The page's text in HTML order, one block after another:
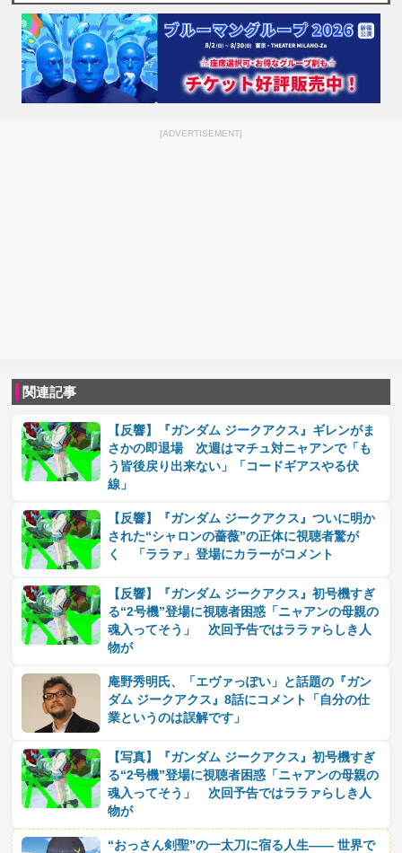
[ADVERTISEMENT]
関連記事
【反響】『ガンダム ジークアクス』ギレンがま
さかの即退場 次週はマチュ対ニャアンで「も
う皆後戻り出来ない」「コードギアスやる伏
線」
【反響】『ガンダム ジークアクス』ついに明か
された“シャロンの薔薇”の正体に視聴者驚が
く 「ララァ」登場にカラーがコメント
【反響】『ガンダム ジークアクス』初号機すぎ
る“2号機”登場に視聴者困惑「ニャアンの母親の
魂入ってそう」 次回予告ではララァらしき人
物が
庵野秀明氏、「エヴァっぽい」と話題の『ガン
ダム ジークアクス』8話にコメント「自分の仕
業というのは誤解です」
【写真】『ガンダム ジークアクス』初号機すぎ
る“2号機”登場に視聴者困惑「ニャアンの母親の
魂入ってそう」 次回予告ではララァらしき人
物が
“おっさん剣聖”の一太刀に宿る人生―― 世界で